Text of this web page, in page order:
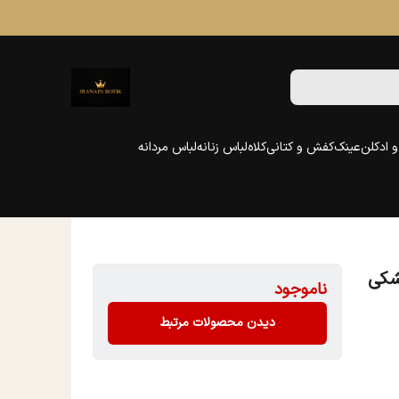
ادکلنعینککفش و کتانیکلاهلباس زنانهلباس مردانه
ناموجود
دیدن محصولات مرتبط